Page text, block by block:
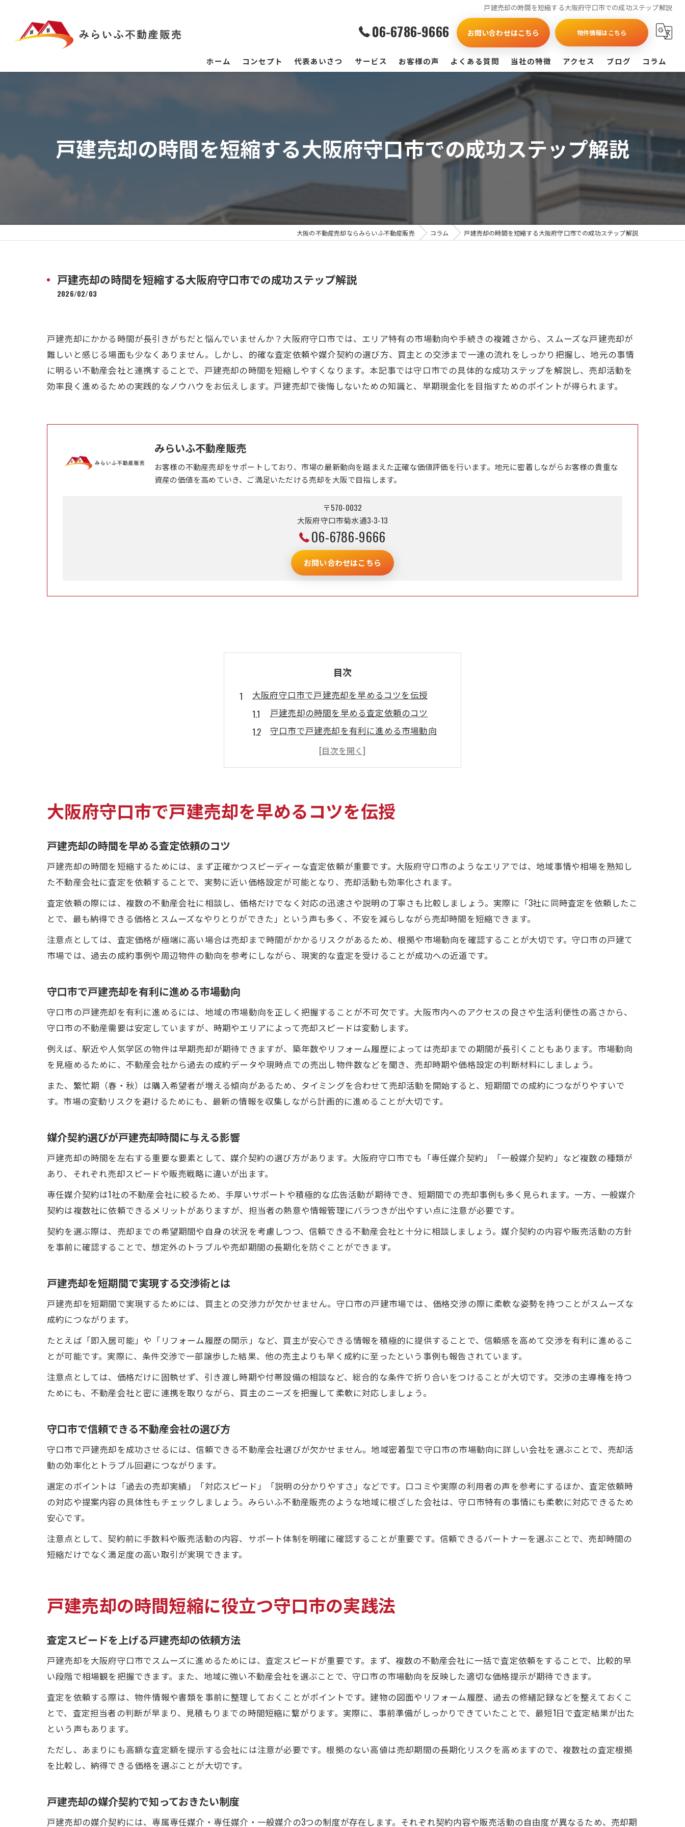
戸建売却の時間を短縮する大阪府守口市での成功ステップ解説
06-6786-9666 お問い合わせはこちら 物件情報はこちら
ホーム コンセプト 代表あいさつ サービス お客様の声 よくある質問 当社の特徴
買取
戸建て
マンション
アクセス ブログ コラム
戸建売却の時間を短縮する大阪府守口市での成功ステップ解説
大阪の不動産売却ならみらいふ不動産販売 コラム 戸建売却の時間を短縮する大阪府守口市での成功ステップ解説
戸建売却の時間を短縮する大阪府守口市での成功ステップ解説
2026/02/03
戸建売却にかかる時間が長引きがちだと悩んでいませんか？大阪府守口市では、エリア特有の市場動向や手続きの複雑さから、スムーズな戸建売却が
難しいと感じる場面も少なくありません。しかし、的確な査定依頼や媒介契約の選び方、買主との交渉まで一連の流れをしっかり把握し、地元の事情
に明るい不動産会社と連携することで、戸建売却の時間を短縮しやすくなります。本記事では守口市での具体的な成功ステップを解説し、売却活動を
効率良く進めるための実践的なノウハウをお伝えします。戸建売却で後悔しないための知識と、早期現金化を目指すためのポイントが得られます。
みらいふ不動産販売
お客様の不動産売却をサポートしており、市場の最新動向を踏まえた正確な価値評価を行います。地元に密着しながらお客様の貴重な
資産の価値を高めていき、ご満足いただける売却を大阪で目指します。
〒570-0032
大阪府守口市菊水通3-3-13
06-6786-9666
お問い合わせはこちら
目次
大阪府守口市で戸建売却を早めるコツを伝授
戸建売却の時間を早める査定依頼のコツ
守口市で戸建売却を有利に進める市場動向
媒介契約選びが戸建売却時間に与える影響
戸建売却を短期間で実現する交渉術とは
戸建売却の時間短縮に役立つ守口市の実践法
査定スピードを上げる戸建売却の依頼方法
内覧対応が戸建売却の時間短縮に与える効果
地元不動産会社と連携した売却活動の進め方
売却期間を短くするために知るべき守口市の工夫
戸建売却の査定期間を短縮する具体策
売却期間に差が出る媒介契約の活用方法
守口市で買主を効率的に見つけるコツ
守口市で戸建売却を急ぐなら押さえたい流れ
戸建売却の早期実現へ向けた準備とは
守口市で媒介契約を急ぐ際の注意点
査定依頼から売却活動開始までの流れ
買主との交渉を有利に進める販売戦略
戸建売却の決済引渡しをスムーズにする方法
査定から現金化までの効率的な進め方
売却期間を短縮できたポイントの実体験
戸建売却時に役立つ交渉事例を紹介
戸建売却の平均期間と守口市で早める秘訣
戸建売却の平均期間を知って戦略を立てる
媒介契約で売却活動を迅速化する方法
大阪府守口市で戸建売却を早めるコツを伝授
戸建売却の時間を早める査定依頼のコツ
戸建売却の時間を短縮するためには、まず正確かつスピーディーな査定依頼が重要です。大阪府守口市のようなエリアでは、地域事情や相場を熟知し
た不動産会社に査定を依頼することで、実勢に近い価格設定が可能となり、売却活動も効率化されます。
査定依頼の際には、複数の不動産会社に相談し、価格だけでなく対応の迅速さや説明の丁寧さも比較しましょう。実際に「3社に同時査定を依頼したこ
とで、最も納得できる価格とスムーズなやりとりができた」という声も多く、不安を減らしながら売却時間を短縮できます。
注意点としては、査定価格が極端に高い場合は売却まで時間がかかるリスクがあるため、根拠や市場動向を確認することが大切です。守口市の戸建て
市場では、過去の成約事例や周辺物件の動向を参考にしながら、現実的な査定を受けることが成功への近道です。
守口市で戸建売却を有利に進める市場動向
守口市の戸建売却を有利に進めるには、地域の市場動向を正しく把握することが不可欠です。大阪市内へのアクセスの良さや生活利便性の高さから、
守口市の不動産需要は安定していますが、時期やエリアによって売却スピードは変動します。
例えば、駅近や人気学区の物件は早期売却が期待できますが、築年数やリフォーム履歴によっては売却までの期間が長引くこともあります。市場動向
を見極めるために、不動産会社から過去の成約データや現時点での売出し物件数などを聞き、売却時期や価格設定の判断材料にしましょう。
また、繁忙期（春・秋）は購入希望者が増える傾向があるため、タイミングを合わせて売却活動を開始すると、短期間での成約につながりやすいで
す。市場の変動リスクを避けるためにも、最新の情報を収集しながら計画的に進めることが大切です。
媒介契約選びが戸建売却時間に与える影響
戸建売却の時間を左右する重要な要素として、媒介契約の選び方があります。大阪府守口市でも「専任媒介契約」「一般媒介契約」など複数の種類が
あり、それぞれ売却スピードや販売戦略に違いが出ます。
専任媒介契約は1社の不動産会社に絞るため、手厚いサポートや積極的な広告活動が期待でき、短期間での売却事例も多く見られます。一方、一般媒介
契約は複数社に依頼できるメリットがありますが、担当者の熱意や情報管理にバラつきが出やすい点に注意が必要です。
契約を選ぶ際は、売却までの希望期間や自身の状況を考慮しつつ、信頼できる不動産会社と十分に相談しましょう。媒介契約の内容や販売活動の方針
を事前に確認することで、想定外のトラブルや売却期間の長期化を防ぐことができます。
戸建売却を短期間で実現する交渉術とは
戸建売却を短期間で実現するためには、買主との交渉力が欠かせません。守口市の戸建市場では、価格交渉の際に柔軟な姿勢を持つことがスムーズな
成約につながります。
たとえば「即入居可能」や「リフォーム履歴の開示」など、買主が安心できる情報を積極的に提供することで、信頼感を高めて交渉を有利に進めるこ
とが可能です。実際に、条件交渉で一部譲歩した結果、他の売主よりも早く成約に至ったという事例も報告されています。
注意点としては、価格だけに固執せず、引き渡し時期や付帯設備の相談など、総合的な条件で折り合いをつけることが大切です。交渉の主導権を持つ
ためにも、不動産会社と密に連携を取りながら、買主のニーズを把握して柔軟に対応しましょう。
守口市で信頼できる不動産会社の選び方
守口市で戸建売却を成功させるには、信頼できる不動産会社選びが欠かせません。地域密着型で守口市の市場動向に詳しい会社を選ぶことで、売却活
動の効率化とトラブル回避につながります。
選定のポイントは「過去の売却実績」「対応スピード」「説明の分かりやすさ」などです。口コミや実際の利用者の声を参考にするほか、査定依頼時
の対応や提案内容の具体性もチェックしましょう。みらいふ不動産販売のような地域に根ざした会社は、守口市特有の事情にも柔軟に対応できるため
安心です。
注意点として、契約前に手数料や販売活動の内容、サポート体制を明確に確認することが重要です。信頼できるパートナーを選ぶことで、売却時間の
短縮だけでなく満足度の高い取引が実現できます。
戸建売却の時間短縮に役立つ守口市の実践法
査定スピードを上げる戸建売却の依頼方法
戸建売却を大阪府守口市でスムーズに進めるためには、査定スピードが重要です。まず、複数の不動産会社に一括で査定依頼をすることで、比較的早
い段階で相場観を把握できます。また、地域に強い不動産会社を選ぶことで、守口市の市場動向を反映した適切な価格提示が期待できます。
査定を依頼する際は、物件情報や書類を事前に整理しておくことがポイントです。建物の図面やリフォーム履歴、過去の修繕記録などを整えておくこ
とで、査定担当者の判断が早まり、見積もりまでの時間短縮に繋がります。実際に、事前準備がしっかりできていたことで、最短1日で査定結果が出た
という声もあります。
ただし、あまりにも高額な査定額を提示する会社には注意が必要です。根拠のない高値は売却期間の長期化リスクを高めますので、複数社の査定根拠
を比較し、納得できる価格を選ぶことが大切です。
戸建売却の媒介契約で知っておきたい制度
戸建売却の媒介契約には、専属専任媒介・専任媒介・一般媒介の3つの制度が存在します。それぞれ契約内容や販売活動の自由度が異なるため、売却期